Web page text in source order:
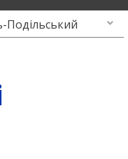
Подільський